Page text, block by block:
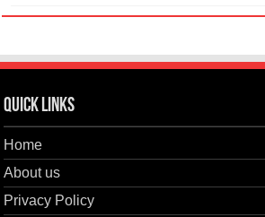
Quick Links
Home
About us
Privacy Policy